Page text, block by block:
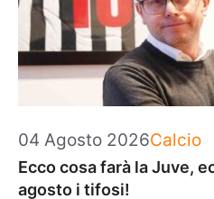
04 Agosto 2026Calcio
Ecco cosa farà la Juve,
agosto i tifosi!